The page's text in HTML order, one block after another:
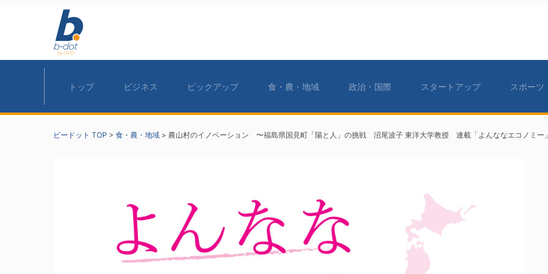
トップ ビジネス ピックアップ 食・農・地域 政治・国際 スタートアップ スポーツ
ビードット TOP > 食・農・地域 > 農山村のイノベーション 〜福島県国見町「陽と人」の挑戦 沼尾波子 東洋大学教授 連載「よんななエコノミー」